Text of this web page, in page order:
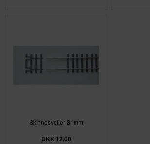
Skinnesveller 31mm
DKK 12,00